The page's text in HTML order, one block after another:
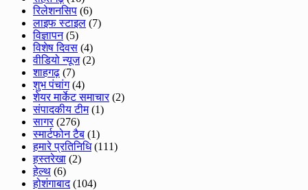
रिलेशनसिप (6)
लाइफ स्टाइल (7)
विज्ञापन(5)
विशेष दिवस (4)
वीडियो न्यूज(2)
शाहगढ़ (7)
शुभ पंचांग(4)
शेयर मार्केट समाचार(2)
संपादकीय टीम(1)
सागर(276)
स्मार्टफोन टैब (1)
हमारे प्रतिनिधि(111)
हस्तरेखा (2)
हेल्थ (6)
होशंगाबाद(104)